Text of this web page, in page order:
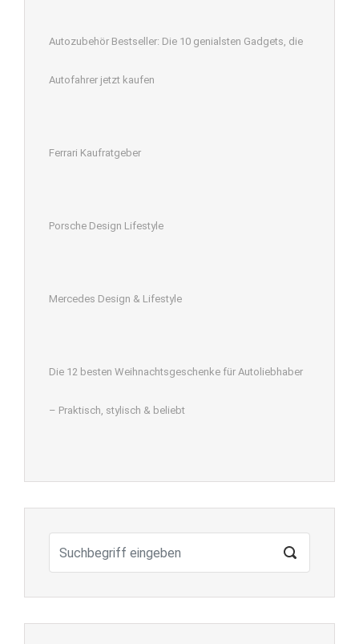
Autozubehör Bestseller: Die 10 genialsten Gadgets, die
Autofahrer jetzt kaufen
Ferrari Kaufratgeber
Porsche Design Lifestyle
Mercedes Design & Lifestyle
Die 12 besten Weihnachtsgeschenke für Autoliebhaber
– Praktisch, stylisch & beliebt